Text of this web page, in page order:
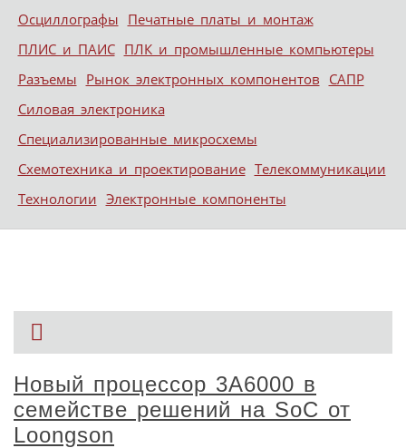
Осциллографы Печатные платы и монтаж
ПЛИС и ПАИС ПЛК и промышленные компьютеры
Разъемы Рынок электронных компонентов САПР
Силовая электроника
Специализированные микросхемы
Схемотехника и проектирование Телекоммуникации
Технологии Электронные компоненты
Новый процессор 3A6000 в
семействе решений на SoC от
Loongson